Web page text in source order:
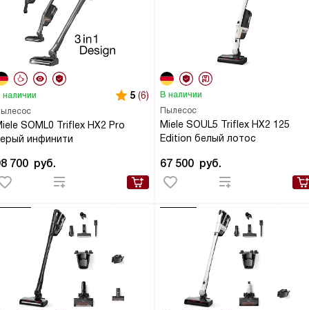
SOML0 Triflex HX2 Pro
инфинити
наличии 5 (6)
700 руб.
Пылесос
Miele SOUL5 Triflex HX2 125
Edition белый лотос
В наличии
67 500 руб.